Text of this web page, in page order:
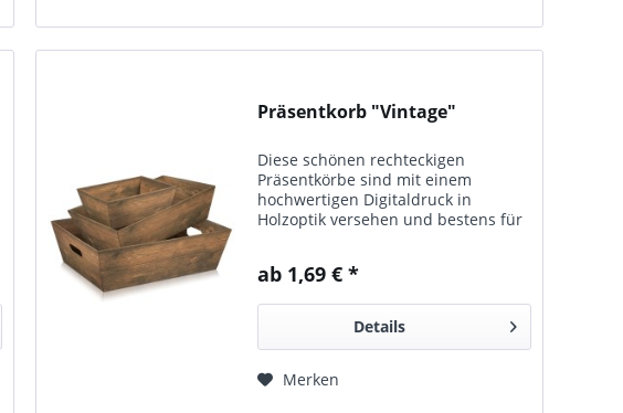
Präsentkorb "Vintage"
Diese schönen rechteckigen
Präsentkörbe sind mit einem
hochwertigen Digitaldruck in
Holzoptik versehen und bestens für
Ausstanzungen versehen.
ab 1,69 € *
Details
Merken